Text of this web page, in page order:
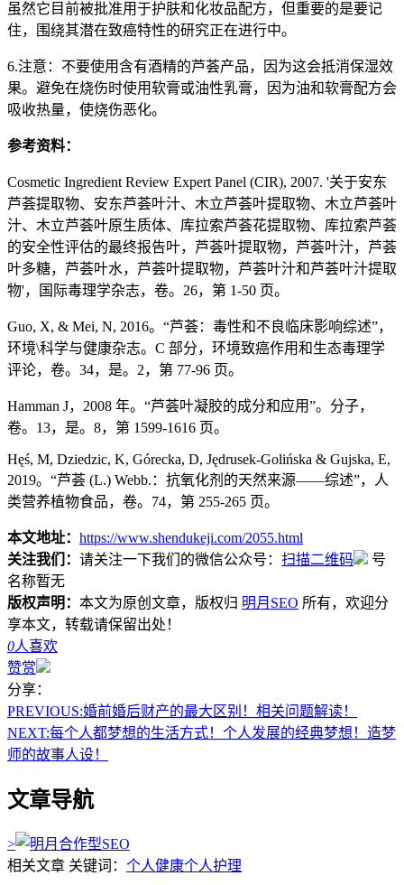
虽然它目前被批准用于护肤和化妆品配方，但重要的是要记
住，围绕其潜在致癌特性的研究正在进行中。
6.注意：不要使用含有酒精的芦荟产品，因为这会抵消保湿效
果。避免在烧伤时使用软膏或油性乳膏，因为油和软膏配方会
吸收热量，使烧伤恶化。
参考资料：
Cosmetic Ingredient Review Expert Panel (CIR), 2007. '关于安东
芦荟提取物、安东芦荟叶汁、木立芦荟叶提取物、木立芦荟叶
汁、木立芦荟叶原生质体、库拉索芦荟花提取物、库拉索芦荟
的安全性评估的最终报告叶，芦荟叶提取物，芦荟叶汁，芦荟
叶多糖，芦荟叶水，芦荟叶提取物，芦荟叶汁和芦荟叶汁提取
物'，国际毒理学杂志，卷。26，第 1-50 页。
Guo, X, & Mei, N, 2016。“芦荟：毒性和不良临床影响综述”，
环境\科学与健康杂志。C 部分，环境致癌作用和生态毒理学
评论，卷。34，是。2，第 77-96 页。
Hamman J，2008 年。“芦荟叶凝胶的成分和应用”。分子，
卷。13，是。8，第 1599-1616 页。
Hęś, M, Dziedzic, K, Górecka, D, Jędrusek-Golińska & Gujska, E,
2019。“芦荟 (L.) Webb.：抗氧化剂的天然来源——综述”，人
类营养植物食品，卷。74，第 255-265 页。
本文地址： https://www.shendukeji.com/2055.html
关注我们： 请关注一下我们的微信公众号： 扫描二维码
号
名称暂无
版权声明： 本文为原创文章，版权归 明月SEO 所有，欢迎分
享本文，转载请保留出处！
0人喜欢
赞赏
分享：
PREVIOUS:婚前婚后财产的最大区别！相关问题解读！
NEXT:每个人都梦想的生活方式！个人发展的经典梦想！造梦
师的故事人设！
文章导航
>
相关文章 关键词： 个人健康个人护理